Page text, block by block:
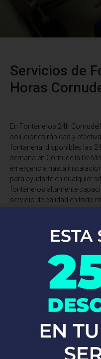
Servicios de
Horas
En Fontaneros 24h
soluciones rápidas y
fontanería, disponibles las
semana en Cornudella De
emergencia hasta
para ayudarte en cualquier
fontaneros altamente
servicio de calidad en todo
¿Tienes una fuga de agua,
instalación de fontanería?
reparaciones de tuberías,
alta calidad y las técnicas
que tu sistema de
No esperes más!Llámanos
clientes confían en
de fontanería de manera
siempre que nos necesites!
PEDIR